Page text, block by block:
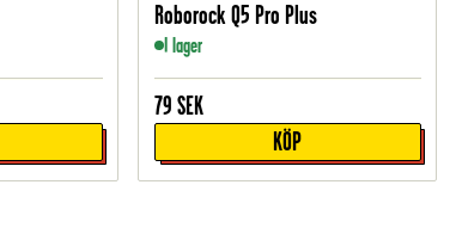
Roborock Q5 Pro Plus
I lager
79 SEK
KÖP